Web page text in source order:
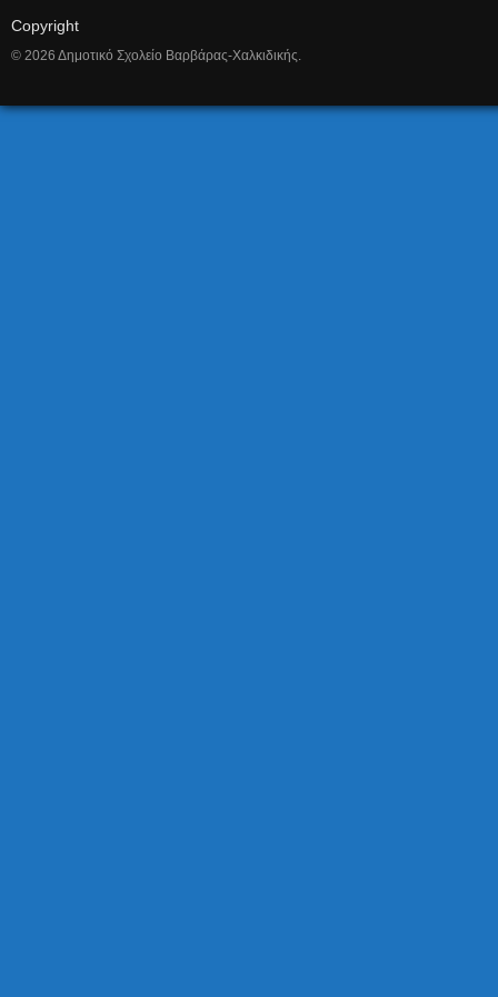
Copyright
© 2026 Δημοτικό Σχολείο Βαρβάρας-Χαλκιδικής.